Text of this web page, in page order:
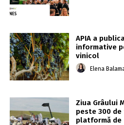
APIA a
informative
vinicol
Elena
Ziua Grâului
peste 300
platformă de